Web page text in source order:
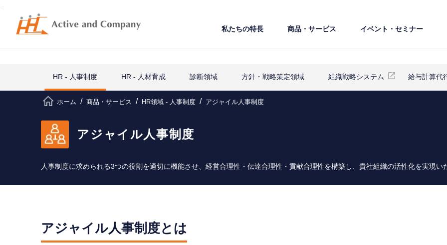
私たちの特⻑ 商品・サービス イベント・セミナー
HR - 人事制度 HR - 人材育成 診断領域 ⽅針・戦略策定領域 組織戦略システム 給与計算代
ホーム 商品・サービス HR領域 - ⼈事制度 アジャイル⼈事制度
アジャイル⼈事制度
人事制度に求められる3つの役割を適切に機能させ、経営合理性・伝達合理性・貢献合理性を構築し、貴社組織の活性化を実現い
アジャイル⼈事制度とは